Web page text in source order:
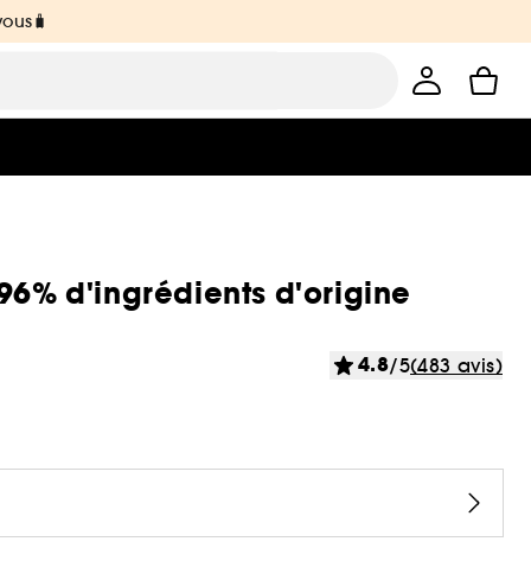
d'ingrédients d'origine
4.8/5(483 avis)